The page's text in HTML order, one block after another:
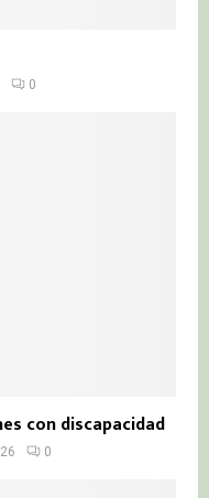
0
con discapacidad
0